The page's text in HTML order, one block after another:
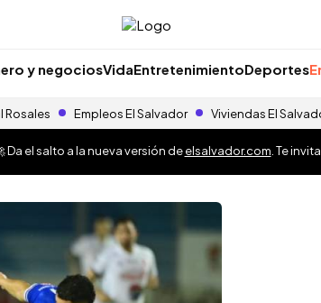
y negociosVidaEntretenimientoDeportes
Rosales Empleos El Salvador Viviendas El
Da el salto a la nueva versión deelsalvador.com . Te